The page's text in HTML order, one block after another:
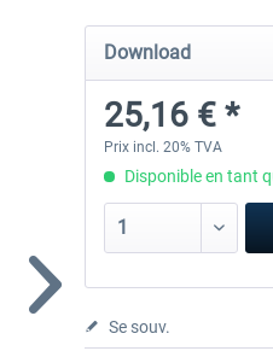
Download
25,16 € *
Prix incl. 20% TVA
Disponible en tant
Se souv.